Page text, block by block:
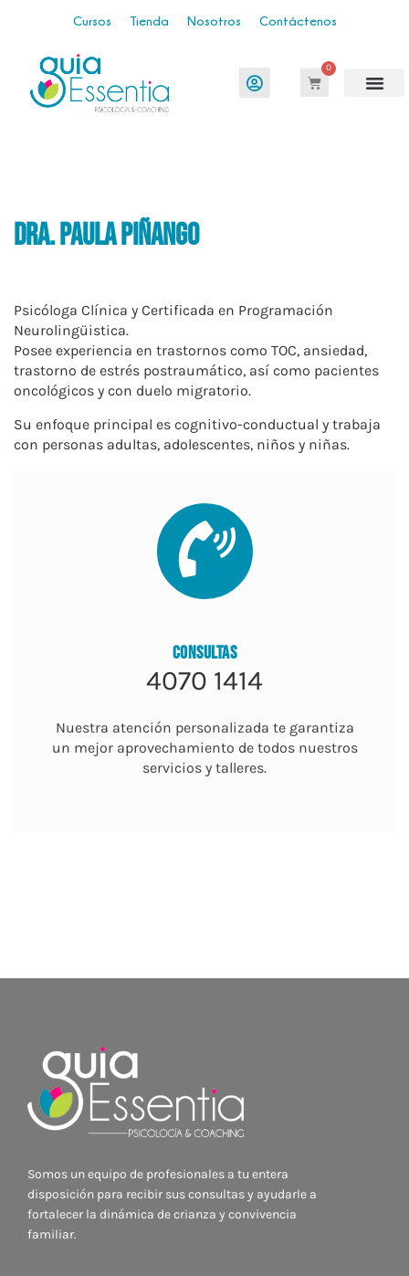
Cursos Tienda Nosotros Contáctenos
0
Dra. Paula Piñango
Psicóloga Clínica y Certificada en Programación
Neurolingüistica.
Posee experiencia en trastornos como TOC, ansiedad,
trastorno de estrés postraumático, así como pacientes
oncológicos y con duelo migratorio.
Su enfoque principal es cognitivo-conductual y trabaja
con personas adultas, adolescentes, niños y niñas.
CONSULTAS
4070 1414
​Nuestra atención personalizada te garantiza
un mejor aprovechamiento de todos nuestros
servicios y talleres.
Somos un equipo de profesionales a tu entera
disposición para recibir sus consultas y ayudarle a
fortalecer la dinámica de crianza y convivencia
familiar.